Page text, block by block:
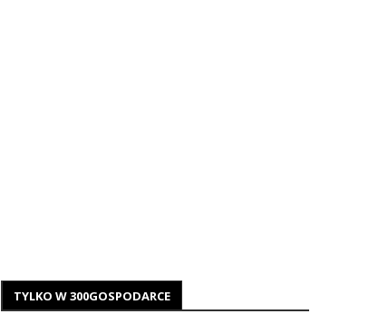
TYLKO W 300GOSPODARCE